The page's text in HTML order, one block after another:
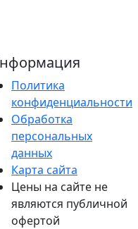
Политика
конфиденциальности
Обработка
персональных
данных
Карта сайта
Цены на сайте не
являются публичной
офертой